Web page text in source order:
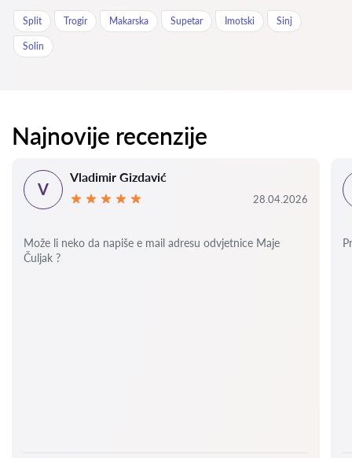
Split Trogir Makarska Supetar Imotski Sinj
Solin
Najnovije recenzije
V
Vladimir Gizdavić
28.04.2026
Može li neko da napiše e mail adresu odvjetnice Maje
Čuljak ?